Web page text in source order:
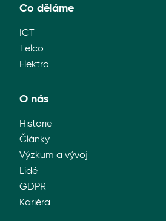
Co děláme
ICT
Telco
Elektro
O nás
Historie
Články
Výzkum a vývoj
Lidé
GDPR
Kariéra